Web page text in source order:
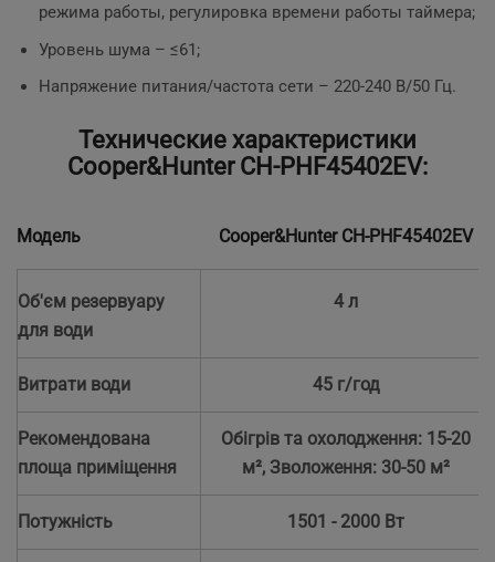
режима работы, регулировка времени работы таймера;
Уровень шума – ≤61;
Напряжение питания/частота сети – 220-240 В/50 Гц.
Технические характеристики
Cooper&Hunter CH-PHF45402EV:
Модель Cooper&Hunter CH-PHF45402EV
Об'єм резервуару
для води
4 л
Витрати води 45 г/год
Рекомендована
площа приміщення
Обігрів та охолодження: 15-20
м², Зволоження: 30-50 м²
Потужність 1501 - 2000 Вт